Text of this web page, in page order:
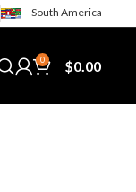
South America
0 $0.00